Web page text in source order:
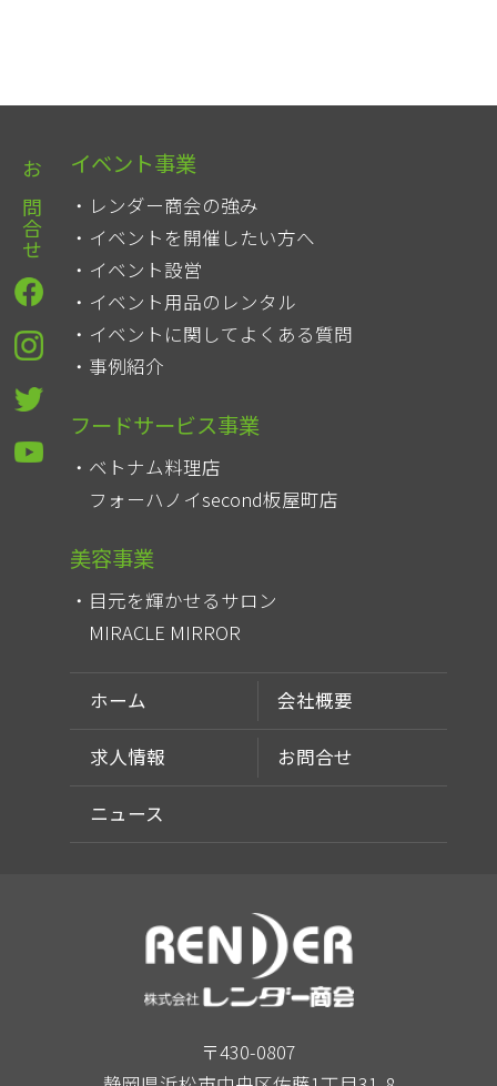
お問合せ
イベント事業
レンダー商会の強み
イベントを開催したい方へ
イベント設営
イベント用品のレンタル
イベントに関してよくある質問
事例紹介
フードサービス事業
ベトナム料理店
フォーハノイsecond板屋町店
美容事業
目元を輝かせるサロン
MIRACLE MIRROR
ホーム 会社概要
求人情報 お問合せ
ニュース
〒430-0807